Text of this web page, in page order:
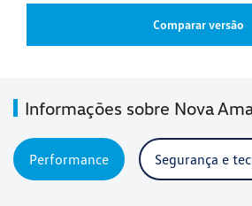
Comparar versão
Informações sobre Nova
Performance Segurança e